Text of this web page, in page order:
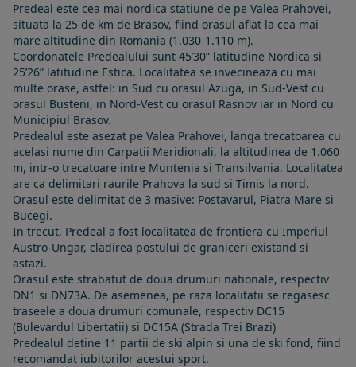
Predeal este cea mai nordica statiune de pe Valea Prahovei,
situata la 25 de km de Brasov, fiind orasul aflat la cea mai
mare altitudine din Romania (1.030-1.110 m).
Coordonatele Predealului sunt 45’30” latitudine Nordica si
25’26” latitudine Estica. Localitatea se invecineaza cu mai
multe orase, astfel: in Sud cu orasul Azuga, in Sud-Vest cu
orasul Busteni, in Nord-Vest cu orasul Rasnov iar in Nord cu
Municipiul Brasov.
Predealul este asezat pe Valea Prahovei, langa trecatoarea cu
acelasi nume din Carpatii Meridionali, la altitudinea de 1.060
m, intr-o trecatoare intre Muntenia si Transilvania. Localitatea
are ca delimitari raurile Prahova la sud si Timis la nord.
Orasul este delimitat de 3 masive: Postavarul, Piatra Mare si
Bucegi.
In trecut, Predeal a fost localitatea de frontiera cu Imperiul
Austro-Ungar, cladirea postului de graniceri existand si
astazi.
Orasul este strabatut de doua drumuri nationale, respectiv
DN1 si DN73A. De asemenea, pe raza localitatii se regasesc
traseele a doua drumuri comunale, respectiv DC15
(Bulevardul Libertatii) si DC15A (Strada Trei Brazi)
Predealul detine 11 partii de ski alpin si una de ski fond, fiind
recomandat iubitorilor acestui sport.